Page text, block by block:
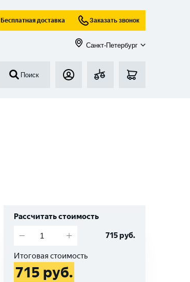
Бесплатная доставка Заказать звонок
Санкт-Петербург
Поиск
Рассчитать стоимость
715руб.
Итоговая стоимость
715 руб.